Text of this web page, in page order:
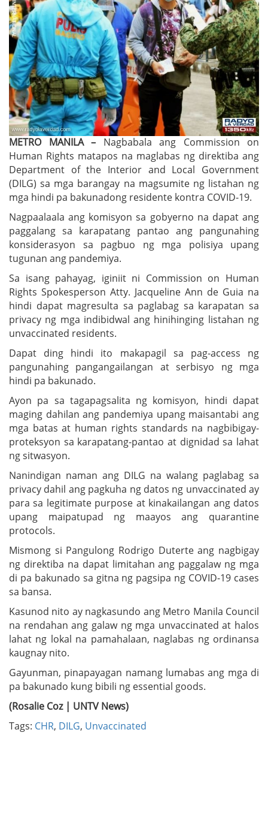
METRO MANILA – Nagbabala ang Commission on
Human Rights matapos na maglabas ng direktiba ang
Department of the Interior and Local Government
(DILG) sa mga barangay na magsumite ng listahan ng
mga hindi pa bakunadong residente kontra COVID-19.
Nagpaalaala ang komisyon sa gobyerno na dapat ang
paggalang sa karapatang pantao ang pangunahing
konsiderasyon sa pagbuo ng mga polisiya upang
tugunan ang pandemiya.
Sa isang pahayag, iginiit ni Commission on Human
Rights Spokesperson Atty. Jacqueline Ann de Guia na
hindi dapat magresulta sa paglabag sa karapatan sa
privacy ng mga indibidwal ang hinihinging listahan ng
unvaccinated residents.
Dapat ding hindi ito makapagil sa pag-access ng
pangunahing pangangailangan at serbisyo ng mga
hindi pa bakunado.
Ayon pa sa tagapagsalita ng komisyon, hindi dapat
maging dahilan ang pandemiya upang maisantabi ang
mga batas at human rights standards na nagbibigay-
proteksyon sa karapatang-pantao at dignidad sa lahat
ng sitwasyon.
Nanindigan naman ang DILG na walang paglabag sa
privacy dahil ang pagkuha ng datos ng unvaccinated ay
para sa legitimate purpose at kinakailangan ang datos
upang maipatupad ng maayos ang quarantine
protocols.
Mismong si Pangulong Rodrigo Duterte ang nagbigay
ng direktiba na dapat limitahan ang paggalaw ng mga
di pa bakunado sa gitna ng pagsipa ng COVID-19 cases
sa bansa.
Kasunod nito ay nagkasundo ang Metro Manila Council
na rendahan ang galaw ng mga unvaccinated at halos
lahat ng lokal na pamahalaan, naglabas ng ordinansa
kaugnay nito.
Gayunman, pinapayagan namang lumabas ang mga di
pa bakunado kung bibili ng essential goods.
(Rosalie Coz | UNTV News)
Tags: CHR, DILG, Unvaccinated